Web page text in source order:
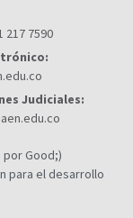
217 7590
Judiciales:
Good;)
para el desarrollo